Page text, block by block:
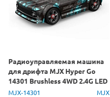
Радиоуправляемая машина
для дрифта MJX Hyper Go
14301 Brushless 4WD 2.4G LED
1/14 RTR
MJX-14301 MJX